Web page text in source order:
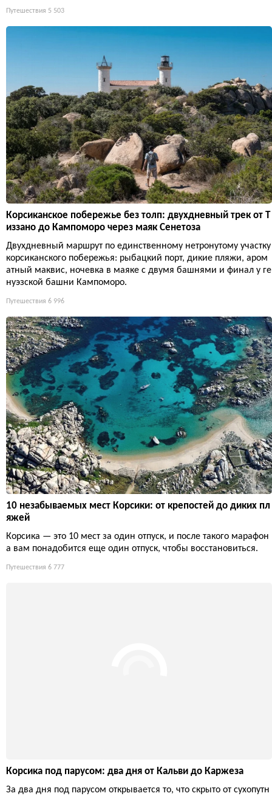
Путешествия 5 503
Корсиканское побережье без толп: двухдневный трек от Т
иззано до Кампоморо через маяк Сенетоза
Двухдневный маршрут по единственному нетронутому участку
корсиканского побережья: рыбацкий порт, дикие пляжи, аром
атный маквис, ночевка в маяке с двумя башнями и финал у ге
нуэзской башни Кампоморо.
Путешествия 6 996
10 незабываемых мест Корсики: от крепостей до диких пл
яжей
Корсика — это 10 мест за один отпуск, и после такого марафон
а вам понадобится еще один отпуск, чтобы восстановиться.
Путешествия 6 777
Корсика под парусом: два дня от Кальви до Каржеза
За два дня под парусом открывается то, что скрыто от сухопутн